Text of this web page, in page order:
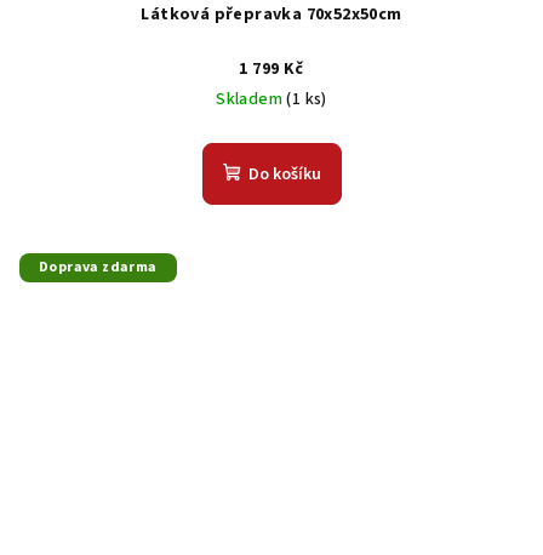
Látková přepravka 70x52x50cm
1 799 Kč
Skladem(1 ks)
Do košíku
Doprava zdarma